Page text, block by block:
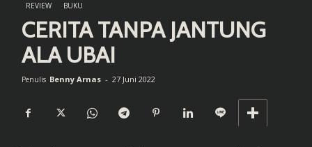
REVIEW BUKU
CERITA TANPA JANTUNG
ALA UBAI
Penulis Benny Arnas - 27 Juni 2022